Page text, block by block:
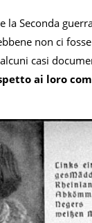
Seconda
non ci
casi
ai loro